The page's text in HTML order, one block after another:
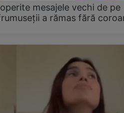
mesajele vechi de pe
a rămas fără